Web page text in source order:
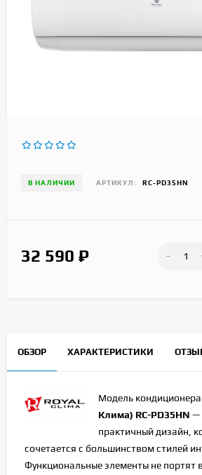
В НАЛИЧИИ АРТИКУЛ: RC-PD35HN
32 590 ₽ -
ОБЗОР ХАРАКТЕРИСТИКИ
Модель кондиционера
Клима) RC-PD35HN —
практичный дизайн,
сочетается с большинством стилей
Функциональные элементы не портят